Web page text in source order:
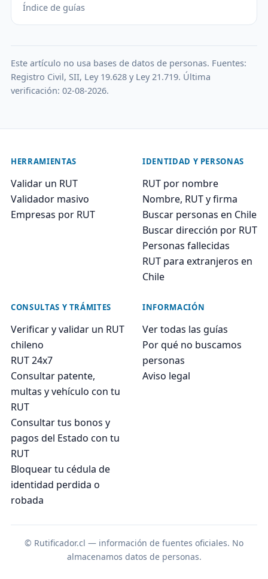
Índice de guías
Este artículo no usa bases de datos de personas. Fuentes:
Registro Civil, SII, Ley 19.628 y Ley 21.719. Última
verificación: 02-08-2026.
HERRAMIENTAS
Validar un RUT
Validador masivo
Empresas por RUT
IDENTIDAD Y PERSONAS
RUT por nombre
Nombre, RUT y firma
Buscar personas en Chile
Buscar dirección por RUT
Personas fallecidas
RUT para extranjeros en
Chile
CONSULTAS Y TRÁMITES
Verificar y validar un RUT
chileno
RUT 24x7
Consultar patente,
multas y vehículo con tu
RUT
Consultar tus bonos y
pagos del Estado con tu
RUT
Bloquear tu cédula de
identidad perdida o
robada
INFORMACIÓN
Ver todas las guías
Por qué no buscamos
personas
Aviso legal
© Rutificador.cl — información de fuentes oficiales. No
almacenamos datos de personas.